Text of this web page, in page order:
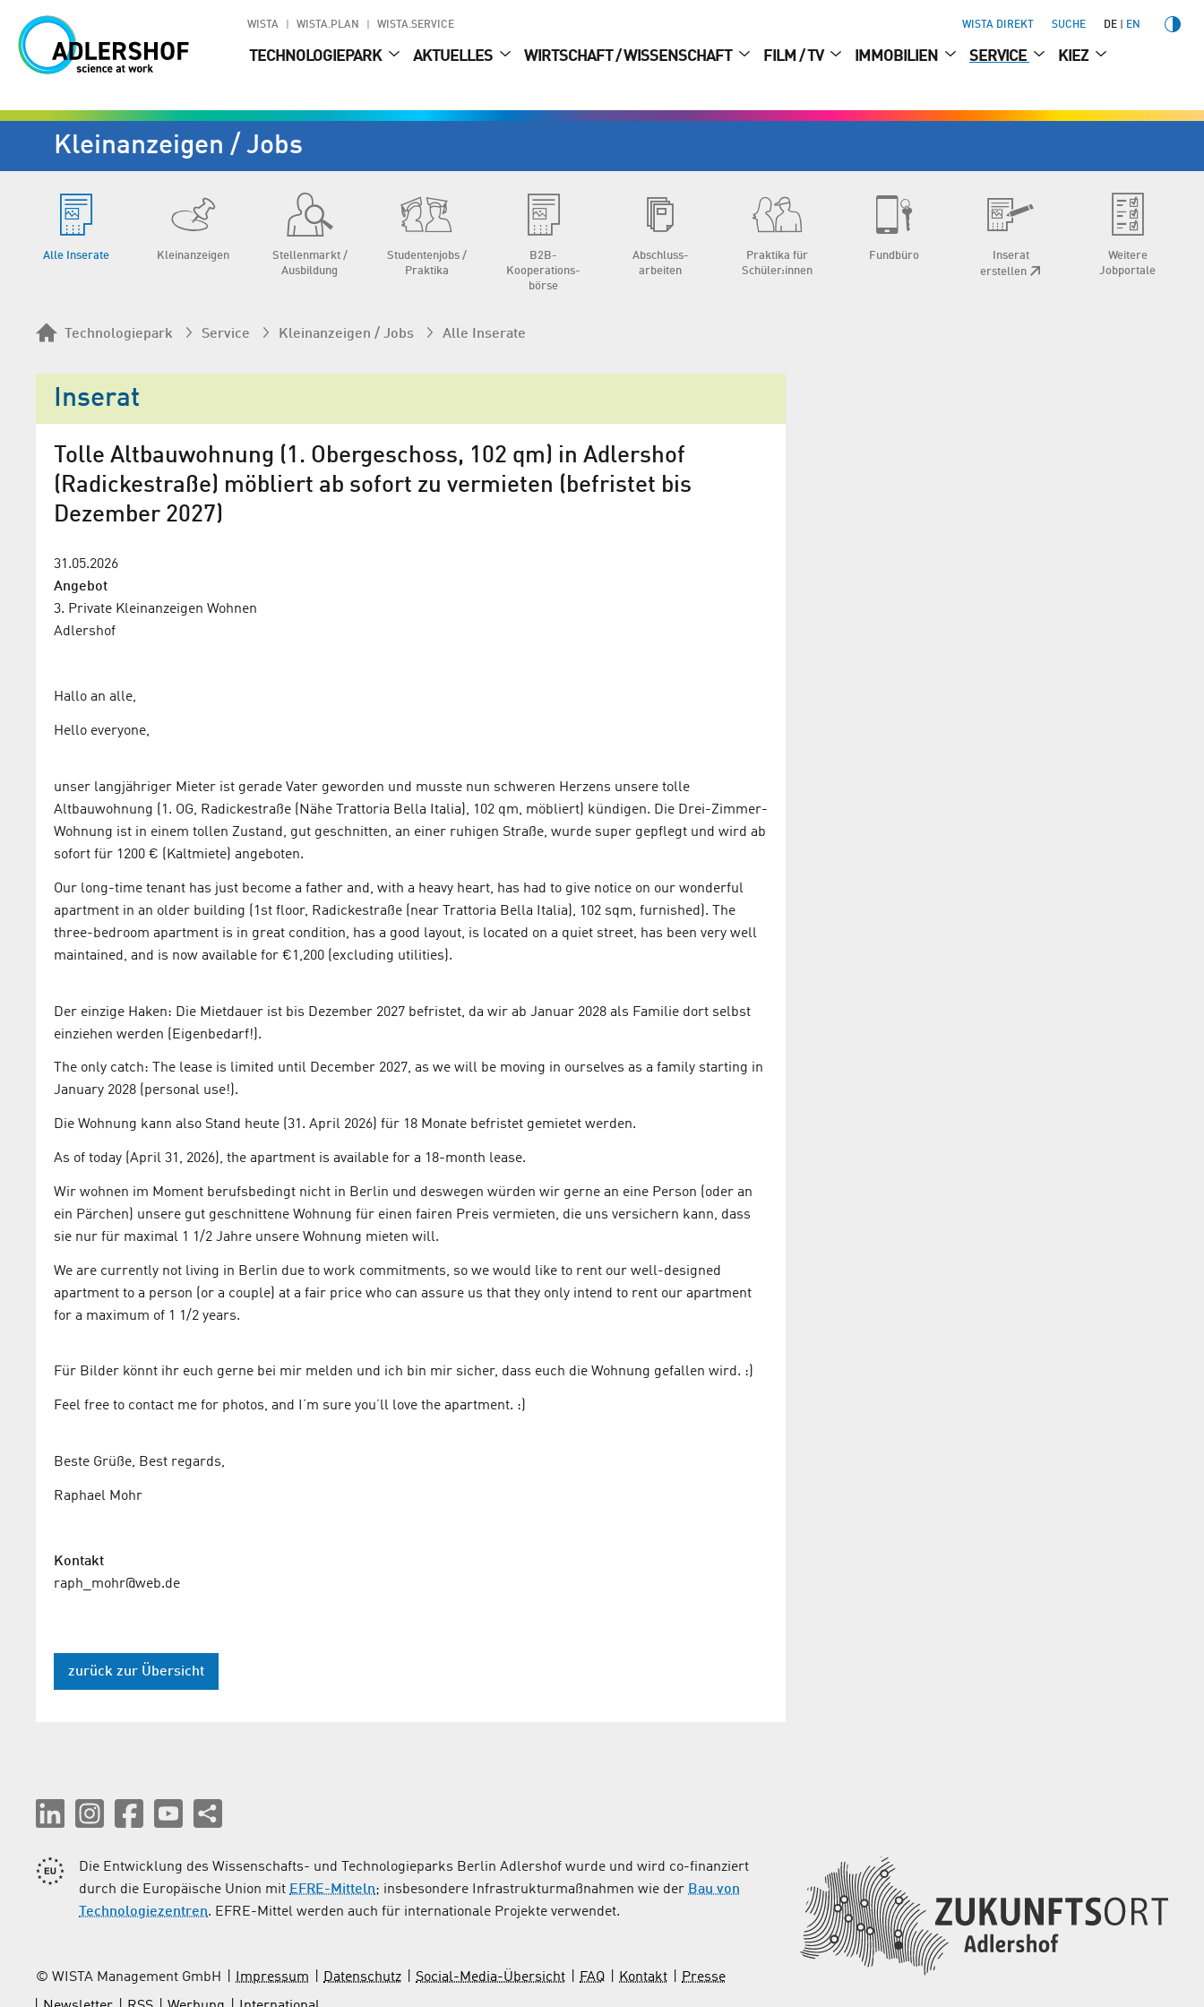
WISTA WISTA.PLAN WISTA.SERVICE WISTA DIREKT SUCHE DE EN
TECHNOLOGIEPARK AKTUELLES WIRTSCHAFT / WISSENSCHAFT FILM / TV IMMOBILIEN SERVICE KIEZ
Kleinanzeigen / Jobs
Alle Inserate Klein­anzeigen
Stellen­markt /
Aus­bildung
Studenten­jobs /
Praktika
B2B-
Kooperations­
börse
Abschluss­
arbeiten
Praktika für
Schüler:innen
Fundbüro
Inserat
erstellen
Weitere
Jobportale
Technologiepark Service Kleinanzeigen / Jobs Alle Inserate
Inserat
Tolle Altbauwohnung (1. Obergeschoss, 102 qm) in Adlershof
(Radickestraße) möbliert ab sofort zu vermieten (befristet bis
Dezember 2027)
31.05.2026
Angebot
3. Private Kleinanzeigen Wohnen
Adlershof
Hallo an alle,
Hello everyone,
unser langjähriger Mieter ist gerade Vater geworden und musste nun schweren Herzens unsere tolle
Altbauwohnung (1. OG, Radickestraße (Nähe Trattoria Bella Italia), 102 qm, möbliert) kündigen. Die Drei-Zimmer-
Wohnung ist in einem tollen Zustand, gut geschnitten, an einer ruhigen Straße, wurde super gepflegt und wird ab
sofort für 1200 € (Kaltmiete) angeboten.
Our long-time tenant has just become a father and, with a heavy heart, has had to give notice on our wonderful
apartment in an older building (1st floor, Radickestraße (near Trattoria Bella Italia), 102 sqm, furnished). The
three-bedroom apartment is in great condition, has a good layout, is located on a quiet street, has been very well
maintained, and is now available for €1,200 (excluding utilities).
Der einzige Haken: Die Mietdauer ist bis Dezember 2027 befristet, da wir ab Januar 2028 als Familie dort selbst
einziehen werden (Eigenbedarf!).
The only catch: The lease is limited until December 2027, as we will be moving in ourselves as a family starting in
January 2028 (personal use!).
Die Wohnung kann also Stand heute (31. April 2026) für 18 Monate befristet gemietet werden.
As of today (April 31, 2026), the apartment is available for a 18-month lease.
Wir wohnen im Moment berufsbedingt nicht in Berlin und deswegen würden wir gerne an eine Person (oder an
ein Pärchen) unsere gut geschnittene Wohnung für einen fairen Preis vermieten, die uns versichern kann, dass
sie nur für maximal 1 1/2 Jahre unsere Wohnung mieten will.
We are currently not living in Berlin due to work commitments, so we would like to rent our well-designed
apartment to a person (or a couple) at a fair price who can assure us that they only intend to rent our apartment
for a maximum of 1 1/2 years.
Für Bilder könnt ihr euch gerne bei mir melden und ich bin mir sicher, dass euch die Wohnung gefallen wird. :)
Feel free to contact me for photos, and I’m sure you’ll love the apartment. :)
Beste Grüße, Best regards,
Raphael Mohr
Kontakt
raph_mohr@web.de
zurück zur Übersicht
Die Entwicklung des Wissenschafts- und Technologieparks Berlin Adlershof wurde und wird co-finanziert
durch die Europäische Union mit EFRE-Mitteln; insbesondere Infrastrukturmaßnahmen wie der Bau von
Technologiezentren. EFRE-Mittel werden auch für internationale Projekte verwendet.
© WISTA Management GmbH Impressum Datenschutz Social-Media-Übersicht FAQ Kontakt
Presse